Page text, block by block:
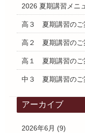
2026 夏期講習メニ
高３ 夏期講習のご
高２ 夏期講習のご
高１ 夏期講習のご
中３ 夏期講習のご
アーカイブ
2026年6月 (9)